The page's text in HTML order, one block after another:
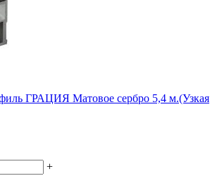
ГРАЦИЯ Матовое сербро 5,4 м.(Узкая
+